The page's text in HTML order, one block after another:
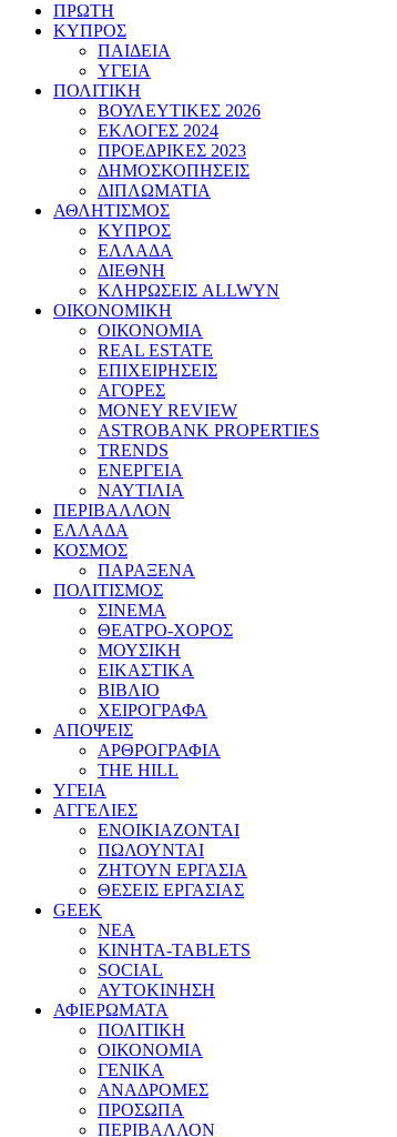
ΠΡΩΤΗ
ΚΥΠΡΟΣ
ΠΑΙΔΕΙΑ
ΥΓΕΙΑ
ΠΟΛΙΤΙΚΗ
ΒΟΥΛΕΥΤΙΚΕΣ 2026
ΕΚΛΟΓΕΣ 2024
ΠΡΟΕΔΡΙΚΕΣ 2023
ΔΗΜΟΣΚΟΠΗΣΕΙΣ
ΔΙΠΛΩΜΑΤΙΑ
ΑΘΛΗΤΙΣΜΟΣ
ΚΥΠΡΟΣ
ΕΛΛΑΔΑ
ΔΙΕΘΝΗ
ΚΛΗΡΩΣΕΙΣ ALLWYN
ΟΙΚΟΝΟΜΙΚΗ
ΟΙΚΟΝΟΜΙΑ
REAL ESTATE
ΕΠΙΧΕΙΡΗΣΕΙΣ
ΑΓΟΡΕΣ
MONEY REVIEW
ASTROBANK PROPERTIES
TRENDS
ΕΝΕΡΓΕΙΑ
ΝΑΥΤΙΛΙΑ
ΠΕΡΙΒΑΛΛΟΝ
ΕΛΛΑΔΑ
ΚΟΣΜΟΣ
ΠΑΡΑΞΕΝΑ
ΠΟΛΙΤΙΣΜΟΣ
ΣΙΝΕΜΑ
ΘΕΑΤΡΟ-ΧΟΡΟΣ
ΜΟΥΣΙΚΗ
ΕΙΚΑΣΤΙΚΑ
ΒΙΒΛΙΟ
ΧΕΙΡΟΓΡΑΦΑ
ΑΠΟΨΕΙΣ
ΑΡΘΡΟΓΡΑΦΙΑ
THE HILL
ΥΓΕΙΑ
ΑΓΓΕΛΙΕΣ
ΕΝΟΙΚΙΑΖΟΝΤΑΙ
ΠΩΛΟΥΝΤΑΙ
ΖΗΤΟΥΝ ΕΡΓΑΣΙΑ
ΘΕΣΕΙΣ ΕΡΓΑΣΙΑΣ
GEEK
ΝΕΑ
ΚΙΝΗΤΑ-TABLETS
SOCIAL
ΑΥΤΟΚΙΝΗΣΗ
ΑΦΙΕΡΩΜΑΤΑ
ΠΟΛΙΤΙΚΗ
ΟΙΚΟΝΟΜΙΑ
ΓΕΝΙΚΑ
ΑΝΑΔΡΟΜΕΣ
ΠΡΟΣΩΠΑ
ΠΕΡΙΒΑΛΛΟΝ